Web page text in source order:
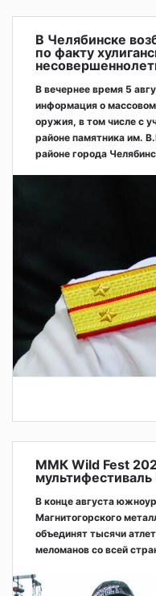
В Челябинске
по факту
В вечернее время 5
информация о
оружия, в том числе с
районе памятника им.
районе города
ММК Wild Fest
В конце августа
Магнитогорского
объединят тысячи
меломанов со всей